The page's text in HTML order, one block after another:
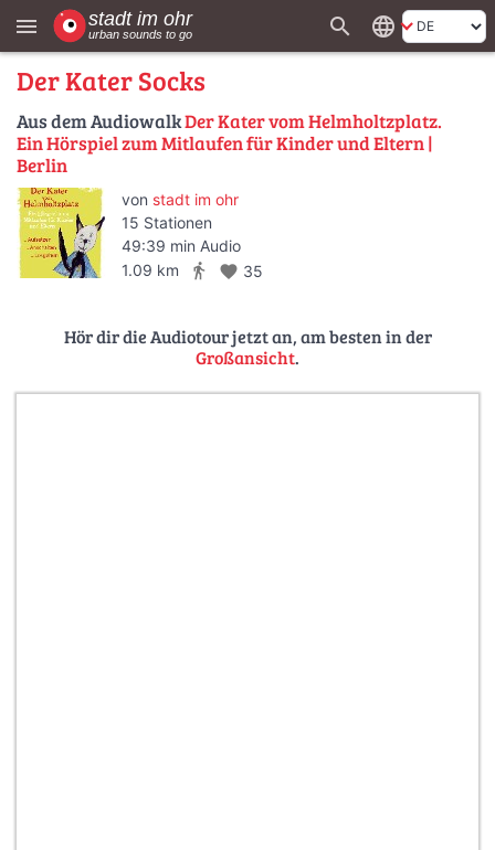
menu search language
Der Kater Socks
Aus dem AudiowalkDer Kater vom Helmholtzplatz.
Ein Hörspiel zum Mitlaufen für Kinder und Eltern |
Berlin
von stadt im ohr
15 Stationen
49:39 min Audio
1.09 km
directions_walk favorite 35
Hör dir die Audiotour jetzt an, am besten in der
Großansicht.